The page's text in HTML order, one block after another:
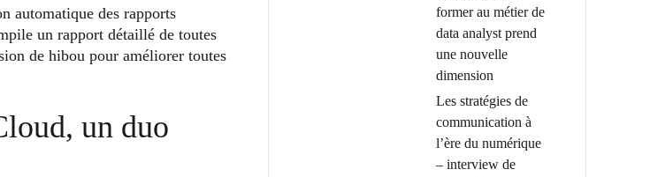
automatique des rapports
un rapport détaillé de toutes
de hibou pour améliorer toutes
un duo
former au métier de
data analyst prend
une nouvelle
dimension
Les stratégies de
communication à
l’ère du numérique
– interview de